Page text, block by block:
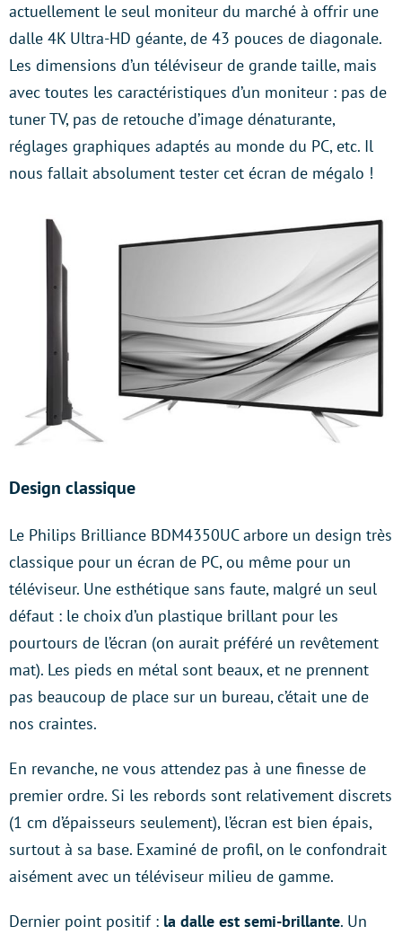
actuellement le seul moniteur du marché à offrir une
dalle 4K Ultra-HD géante, de 43 pouces de diagonale.
Les dimensions d’un téléviseur de grande taille, mais
avec toutes les caractéristiques d’un moniteur : pas de
tuner TV, pas de retouche d’image dénaturante,
réglages graphiques adaptés au monde du PC, etc. Il
nous fallait absolument tester cet écran de mégalo !
Design classique
Le Philips Brilliance BDM4350UC arbore un design très
classique pour un écran de PC, ou même pour un
téléviseur. Une esthétique sans faute, malgré un seul
défaut : le choix d’un plastique brillant pour les
pourtours de l’écran (on aurait préféré un revêtement
mat). Les pieds en métal sont beaux, et ne prennent
pas beaucoup de place sur un bureau, c’était une de
nos craintes.
En revanche, ne vous attendez pas à une finesse de
premier ordre. Si les rebords sont relativement discrets
(1 cm d’épaisseurs seulement), l’écran est bien épais,
surtout à sa base. Examiné de profil, on le confondrait
aisément avec un téléviseur milieu de gamme.
Dernier point positif : la dalle est semi-brillante. Un